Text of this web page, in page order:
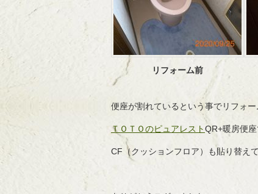
リフォーム前
便座が割れているという事でリフォー
ＴＯＴＯのピュアレストQR+暖房便座
CF（クッションフロア）も貼り替え